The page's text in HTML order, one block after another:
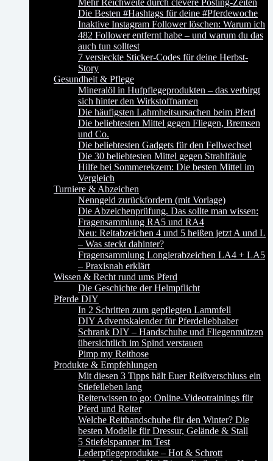
Mehr Reichweite durch clevere Posting-Zeiten
Die Besten #Hashtags für deine #Pferdewoche
Inaktive Instagram Follower löschen: Warum ich
482 Follower entfernt habe – und warum du das
auch tun solltest
7 versteckte Sticker-Codes für deine Herbst-
Story
Gesundheit & Pflege
Mineralöl in Hufpflegeprodukten – das verbirgt
sich hinter den Wirkstoffnamen
Die häufigsten Lahmheitsursachen beim Pferd
Die beliebtesten Mittel gegen Fliegen, Bremsen
und Co.
Die beliebtesten Gadgets für den Fellwechsel
Die 30 beliebtesten Mittel gegen Strahlfäule
Hilfe bei Sommerekzem: Die besten Mittel im
Vergleich
Turniere & Abzeichen
Nenngeld zurückfordern (mit Vorlage)
Die Abzeichenprüfung. Das sollte man wissen:
Fragensammlung RA5 und RA4
Neu: Reitabzeichen 4 und 5 heißen jetzt A und L
– Was steckt dahinter?
Fragensammlung Longierabzeichen LA4 + LA5
– Praxisnah erklärt
Wissen & Recht rund ums Pferd
Die Geschichte der Helmpflicht
Pferde DIY
In 2 Schritten zum gepflegten Lammfell
DIY Adventskalender für Pferdeliebhaber
Schrank DIY – Handschuhe und Fliegenmützen
übersichtlich im Spind verstauen
Pimp my Reithose
Produkte & Empfehlungen
Mit diesen 3 Tipps hält Euer Reißverschluss ein
Stiefelleben lang
Reiterwissen to go: Online-Videotrainings für
Pferd und Reiter
Welche Reithandschuhe für den Winter? Die
besten Modelle für Dressur, Gelände & Stall
5 Stiefelspanner im Test
Lederpflegeprodukte – Hot & Schrott